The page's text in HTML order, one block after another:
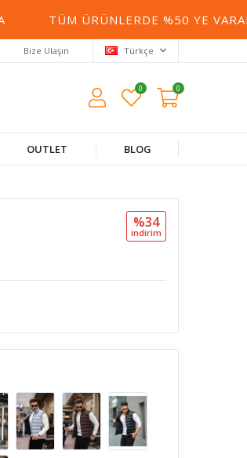
TÜM ÜRÜNLERDE %50 YE VARAN
Bize Ulaşın Türkçe
0 0
OUTLET BLOG
%34
i̇ndi̇ri̇m